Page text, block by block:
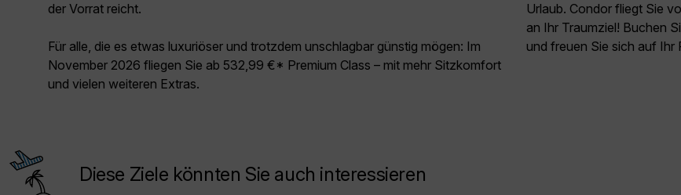
der Vorrat reicht.
Für alle, die es etwas luxuriöser und trotzdem unschlagbar günstig mögen: Im
November 2026 fliegen Sie ab 532,99 €* Premium Class – mit mehr Sitzkomfort
und vielen weiteren Extras.
Urlaub. Condor fliegt Sie
an Ihr Traumziel! Buchen
und freuen Sie sich auf Ihr
Diese Ziele könnten Sie auch interessieren